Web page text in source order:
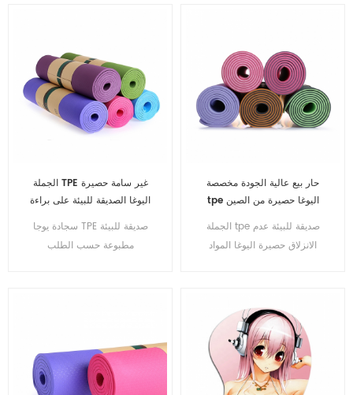
الجملة TPE غير سامة حصيرة
اليوغا الصديقة للبيئة على براءة
سجادة يوجا TPE صديقة للبيئة
مطبوعة حسب الطلب
حار بيع عالية الجودة مخصصة
tpe اليوغا حصيرة من الصين
الجملة tpe صديقة للبيئة عدم
الانزلاق حصيرة اليوغا المواد